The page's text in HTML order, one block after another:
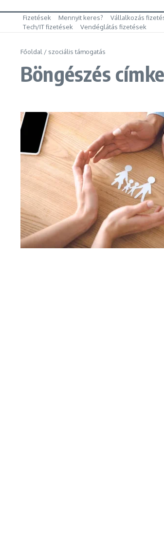
Fizetések Mennyit keres? Vállalkozás
Tech/IT fizetések
Vendéglátás fizetések
Főoldal / szociális támogatás
Böngészés